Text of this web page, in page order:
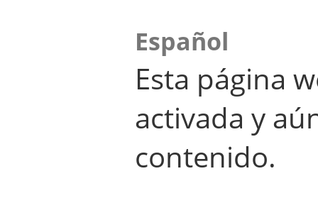
Español
Esta página
activada y
contenido.